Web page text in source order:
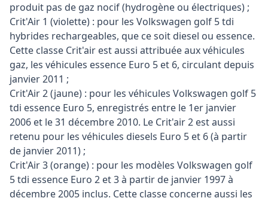
produit pas de gaz nocif (hydrogène ou électriques) ;
Crit'Air 1 (violette) : pour les Volkswagen golf 5 tdi
hybrides rechargeables, que ce soit diesel ou essence.
Cette classe Crit'air est aussi attribuée aux véhicules
gaz, les véhicules essence Euro 5 et 6, circulant depuis
janvier 2011 ;
Crit'Air 2 (jaune) : pour les véhicules Volkswagen golf 5
tdi essence Euro 5, enregistrés entre le 1er janvier
2006 et le 31 décembre 2010. Le Crit'air 2 est aussi
retenu pour les véhicules diesels Euro 5 et 6 (à partir
de janvier 2011) ;
Crit'Air 3 (orange) : pour les modèles Volkswagen golf
5 tdi essence Euro 2 et 3 à partir de janvier 1997 à
décembre 2005 inclus. Cette classe concerne aussi les